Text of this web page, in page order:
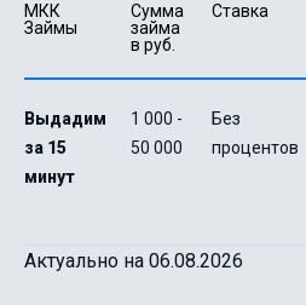
МКК
Займы
Сумма
займа
в руб.
Ставка
Выдадим
за 15
минут
1 000 -
50 000
Без
процентов
Актуально на 06.08.2026